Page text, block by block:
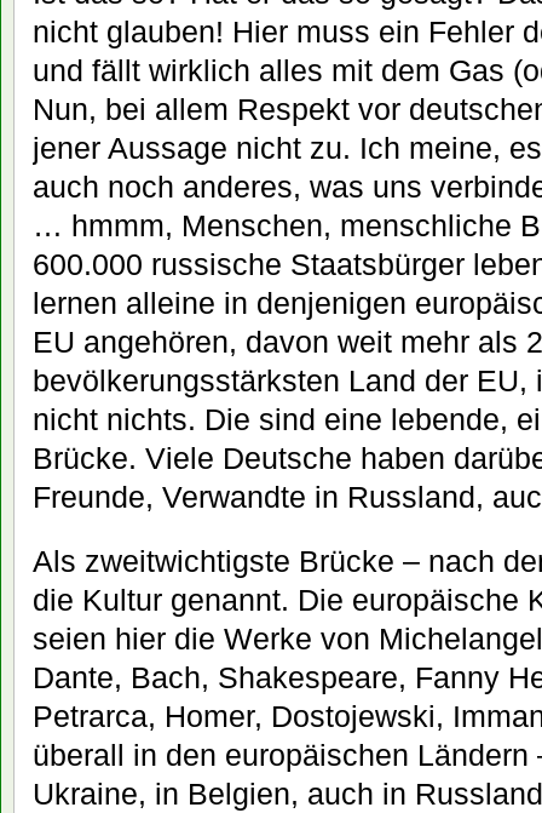
nicht glauben! Hier muss ein Fehler
und fällt wirklich alles mit dem Gas
Nun, bei allem Respekt vor
jener Aussage nicht zu. Ich meine,
auch noch anderes, was uns
… hmmm, Menschen, menschliche
600.000 russische Staatsbürger
lernen alleine in denjenigen
EU angehören, davon weit mehr als
bevölkerungsstärksten Land der
nicht nichts. Die sind eine lebende,
Brücke. Viele Deutsche haben
Freunde, Verwandte in Russland,
Als zweitwichtigste Brücke – nach
die Kultur genannt. Die europäische
seien hier die Werke von
Dante, Bach, Shakespeare, Fanny
Petrarca, Homer, Dostojewski,
überall in den europäischen
Ukraine, in Belgien, auch in